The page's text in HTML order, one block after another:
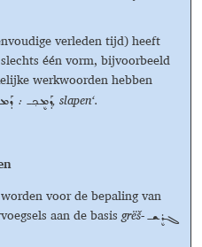
verleden tijd) heeft
één vorm, bijvoorbeeld
werkwoorden hebben
ܕܰܡܷܟ݂ـ ܇‚ slapen‘.
voor de bepaling van
aan de basisgrëš- ܓܪܷܫـ